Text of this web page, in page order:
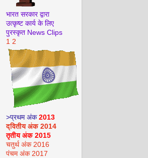
भारत सरकार द्वारा
उत्कृष्ट कार्य के लिए
पुरस्कृत News Clips
1 2
>प्रथम अंक2013
द्वितीय अंक 2014
तृतीय अंक 2015
चतुर्थ अंक 2016
पंचम अंक 2017